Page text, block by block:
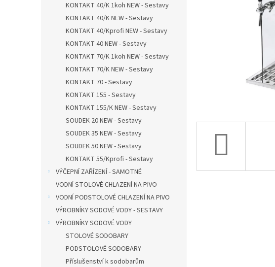
KONTAKT 40/K 1koh NEW - Sestavy
KONTAKT 40/K NEW - Sestavy
KONTAKT 40/Kprofi NEW - Sestavy
KONTAKT 40 NEW - Sestavy
KONTAKT 70/K 1koh NEW - Sestavy
KONTAKT 70/K NEW - Sestavy
KONTAKT 70 - Sestavy
KONTAKT 155 - Sestavy
KONTAKT 155/K NEW - Sestavy
SOUDEK 20 NEW - Sestavy
SOUDEK 35 NEW - Sestavy
SOUDEK 50 NEW - Sestavy
KONTAKT 55/Kprofi - Sestavy
VÝČEPNÍ ZAŘÍZENÍ - SAMOTNÉ
VODNÍ STOLOVÉ CHLAZENÍ NA PIVO
VODNÍ PODSTOLOVÉ CHLAZENÍ NA PIVO
VÝROBNÍKY SODOVÉ VODY - SESTAVY
VÝROBNÍKY SODOVÉ VODY
STOLOVÉ SODOBARY
PODSTOLOVÉ SODOBARY
Příslušenství k sodobarům